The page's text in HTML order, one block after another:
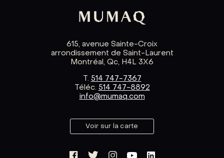
615, avenue Sainte-Croix
arrondissement de Saint-Laurent
Montréal, Qc, H4L 3X6
T. 514 747-7367
Téléc. 514 747-8892
info@mumaq.com
Voir sur la carte